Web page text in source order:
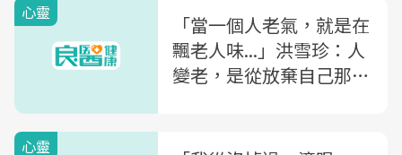
心靈
「當一個人老氣，就是在
飄老人味...」洪雪珍：人
變老，是從放棄自己那一
心靈